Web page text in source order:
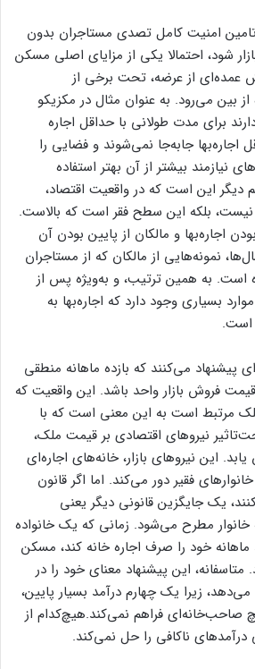
امنیت کامل تصدی مستاجران بدون
شود، احتمالا یکی از مزایای اصلی مسکن
عمده‌‌‌‌ای از عرضه، تحت برخی از
بین می‌رود. به عنوان مثال در مکزیکو
برای مدت طولانی با حداقل اجاره
اجاره‌‌‌‌بها جابه‌جا نمی‌‌‌‌شوند و فضایی را
نیازمند بیشتر از آن بهتر استفاده
دیگر این است که در واقعیت اقتصاد،
نیست، بلکه این سطح فقر است که بالاست.
اجاره‌‌‌‌بها و مالکان از پایین بودن آن
نمونه‌‌‌‌هایی از مالکان که از مستاجران
است. به همین ترتیب، و به‌ویژه پس از
بسیاری وجود دارد که اجاره‌‌‌‌بها به
است.
می‌کنند که بازده ماهانه منطقی
فروش بازار واحد باشد. این واقعیت که
مرتبط است به این معنی است که با
نیروهای اقتصادی بر قیمت ملک،
این نیروهای بازار، خانه‌‌‌‌های اجاره‌‌‌‌ای
فقیر دور می‌کند. اما اگر قانون
یک جایگزین قانونی دیگر یعنی
خانوار مطرح می‌شود. زمانی که یک خانواده
خود را صرف اجاره خانه کند، مسکن
این پیشنهاد معنای خود را در
زیرا یک چهارم درآمد بسیار پایین،
صاحب‌خانه‌‌‌‌ای فراهم نمی‌‌‌‌کند.هیچ‌کدام از
ناکافی را حل نمی‌‌‌‌کند.